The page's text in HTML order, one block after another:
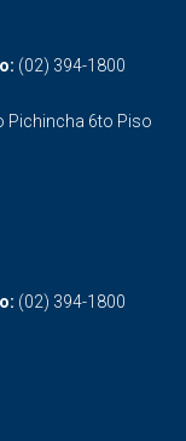
(02) 394-1800
Pichincha 6to Piso
(02) 394-1800